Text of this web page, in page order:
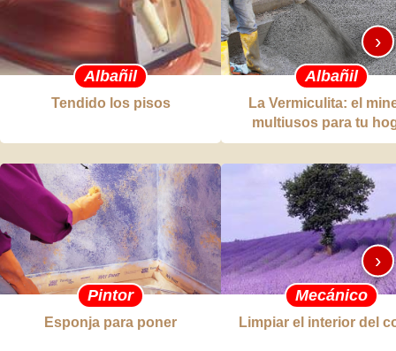
Albañil
Tendido los pisos
Albañil
La Vermiculita: el
multiusos para tu
›
Pintor
Esponja para poner
Mecánico
Limpiar el interior del
›